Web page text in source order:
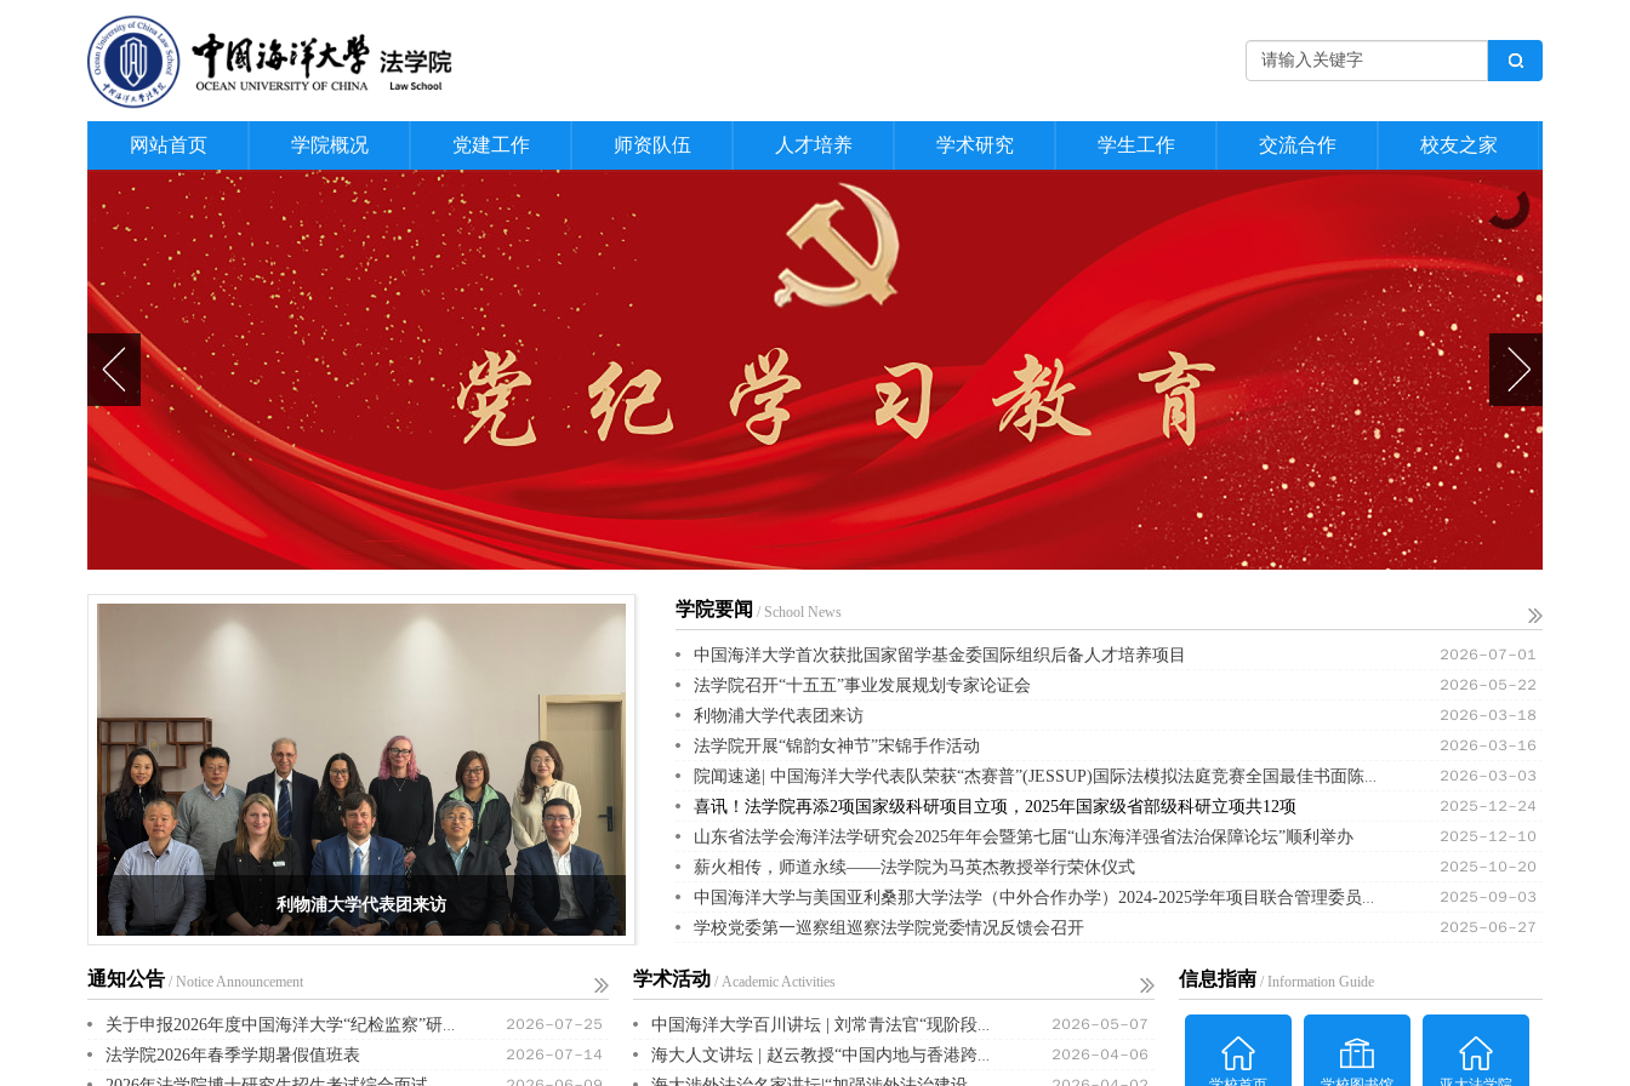
网站首页 学院概况 党建工作 师资队伍 人才培养 学术研究 学生工作 交流合作 校友之家
法学院开展“锦韵女神节”宋锦手...
学院要闻 / School News
中国海洋大学首次获批国家留学基金委国际组织后备人才培养项目 ２０２６－０７－０１
法学院召开“十五五”事业发展规划专家论证会 ２０２６－０５－２２
利物浦大学代表团来访 ２０２６－０３－１８
法学院开展“锦韵女神节”宋锦手作活动 ２０２６－０３－１６
２０２６－０３－０３
喜讯！法学院再添2项国家级科研项目立项，2025年国家级省部级科研立项共12项 ２０２５－１２－２４
山东省法学会海洋法学研究会2025年年会暨第七届“山东海洋强省法治保障论坛”顺利举办 ２０２５－１２－１０
薪火相传，师道永续——‌法学院为马英杰教授举行荣休仪式 ２０２５－１０－２０
２０２５－０９－０３
学校党委第一巡察组巡察法学院党委情况反馈会召开 ２０２５－０６－２７
通知公告 / Notice Announcement
２０２６－０７－２５
法学院2026年春季学期暑假值班表 ２０２６－０７－１４
学术活动 / Academic Activities
２０２６－０５－０７
２０２６－０４－０６
信息指南 / Information Guide